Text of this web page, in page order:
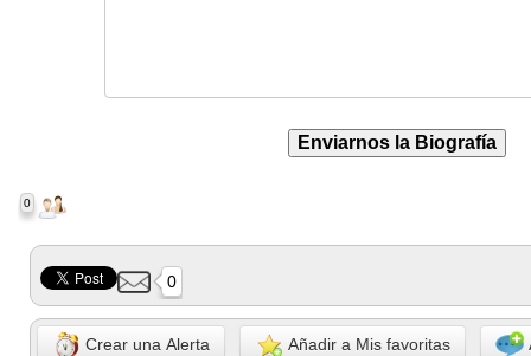
0
0
Crear una Alerta Añadir a Mis favoritas